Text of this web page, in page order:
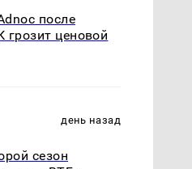
после
ценовой
день назад
сезон